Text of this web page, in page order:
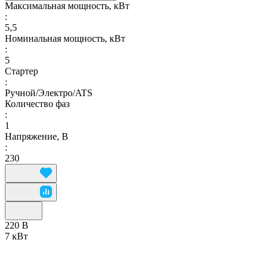
Максимальная мощность, кВт
:
5,5
Номинальная мощность, кВт
:
5
Стартер
:
Ручной/Электро/ATS
Количество фаз
:
1
Напряжение, В
:
230
220 В
7 кВт